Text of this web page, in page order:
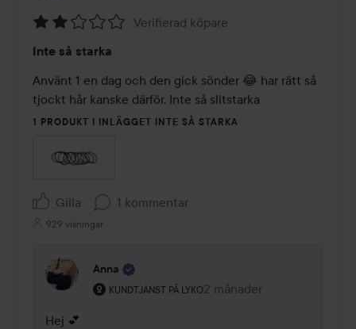
2
av
5
Verifierad köpare
Inte så starka
Använt 1 en dag och den gick sönder 😂 har rätt så
tjockt hår kanske därför. Inte så slitstarka
1 PRODUKT I INLÄGGET INTE SÅ STARKA
Gilla 1 kommentar
929 visningar
Anna
KUNDTJÄNST PÅ LYKO
Användarens roll: Kundtjänst på Lyko.
2 månader
Kommentaren lades 2
Hej 💕